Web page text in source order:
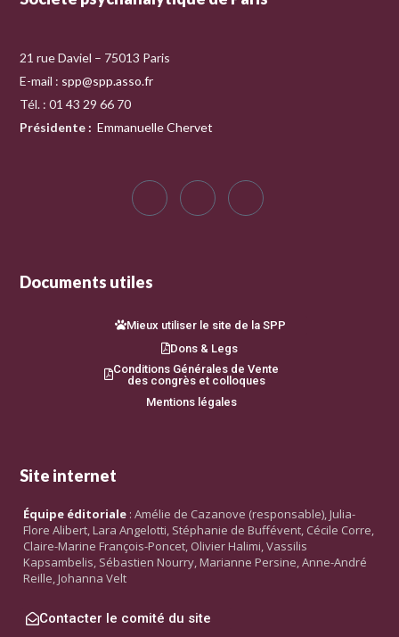
21 rue Daviel – 75013 Paris
E-mail : spp@spp.asso.fr
Tél. : 01 43 29 66 70
Présidente : Emmanuelle Chervet
Documents utiles
Mieux utiliser le site de la SPP
Dons & Legs
Conditions Générales de Vente
des congrès et colloques
Mentions légales
Site internet
Équipe éditoriale : Amélie de Cazanove (responsable), Julia-
Flore Alibert, Lara Angelotti, Stéphanie de Buffévent, Cécile Corre,
Claire-Marine François-Poncet, Olivier Halimi, Vassilis
Kapsambelis, Sébastien Nourry, Marianne Persine, Anne-André
Reille, Johanna Velt
Contacter le comité du site